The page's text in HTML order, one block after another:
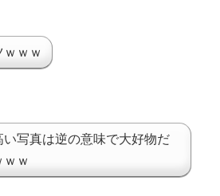
ｗｗ
い写真は逆の意味で大好物だ
ｗｗ